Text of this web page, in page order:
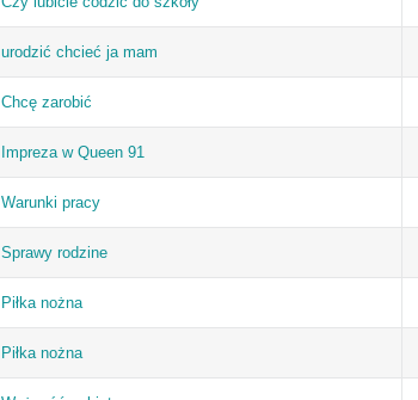
urodzić chcieć ja mam
Chcę zarobić
Impreza w Queen 91
Warunki pracy
Sprawy rodzine
Piłka nożna
Piłka nożna